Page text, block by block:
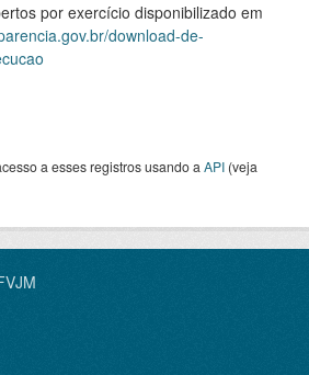
por exercício disponibilizado em
download-de-
a esses registros usando a API (veja